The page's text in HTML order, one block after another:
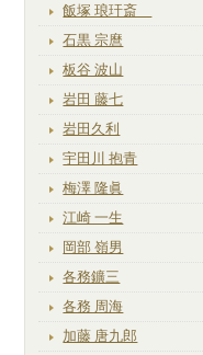
飯塚 琅玕斎
石黒 宗麿
板谷 波山
岩田 藤七
岩田久利
宇田川 抱青
梅澤 隆眞
江崎 一生
岡部 嶺男
各務鑛三
各務 周海
加藤 唐九郎